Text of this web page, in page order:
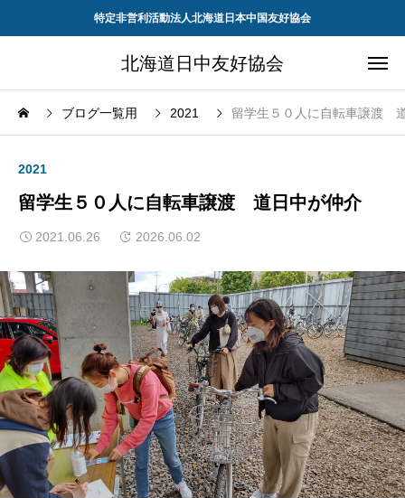
特定非営利活動法人北海道日本中国友好協会
北海道日中友好協会
ブログ一覧用 2021 留学生５０人に自転車譲渡
2021
留学生５０人に自転車譲渡 道日中が仲介
2021.06.26 2026.06.02